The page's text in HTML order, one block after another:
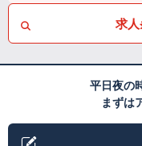
求人
平日夜の
まずは